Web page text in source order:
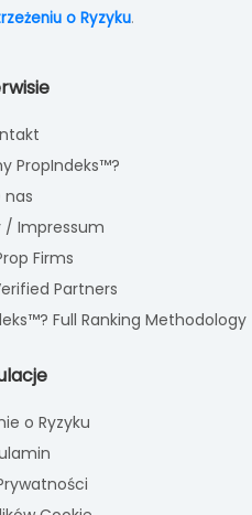
o Ryzyku.
PropIndeks™?
nas
/ Impressum
Firms
Partners
Full Ranking Methodology
o Ryzyku